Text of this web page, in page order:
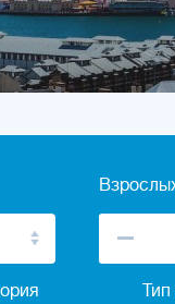
Тип